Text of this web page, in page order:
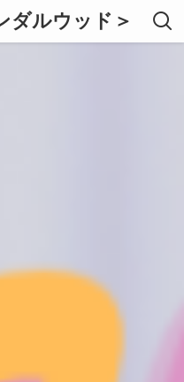
ダルウッド＞